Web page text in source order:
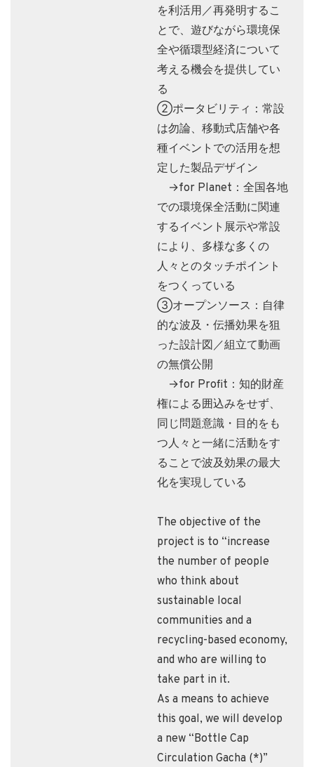
を利活用／再発明するこ
とで、遊びながら環境保
全や循環型経済について
考える機会を提供してい
る
②ポータビリティ：常設
は勿論、移動式店舗や各
種イベントでの活用を想
定した製品デザイン
→for Planet：全国各地
での環境保全活動に関連
するイベント展示や常設
により、多様な多くの
人々とのタッチポイント
をつくっている
③オープンソース：自律
的な波及・伝播効果を狙
った設計図／組立て動画
の無償公開
→for Profit：知的財産
権による囲込みをせず、
同じ問題意識・目的をも
つ人々と一緒に活動をす
ることで波及効果の最大
化を実現している
The objective of the
project is to “increase
the number of people
who think about
sustainable local
communities and a
recycling-based economy,
and who are willing to
take part in it.
As a means to achieve
this goal, we will develop
a new “Bottle Cap
Circulation Gacha (*)”